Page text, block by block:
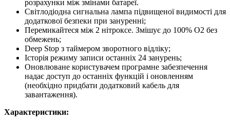
розрахунки між змінами батареї.
Світлодіодна сигнальна лампа підвищеної видимості для
додаткової безпеки при зануренні;
Перемикайтеся між 2 нітроксе. Змішує до 100% O2 без
обмежень;
Deep Stop з таймером зворотного відліку;
Історія режиму записи останніх 24 занурень;
Оновлюване користувачем програмне забезпечення
надає доступ до останніх функцій і оновленням
(необхідно придбати додатковий кабель для
завантаження).
Характеристики: